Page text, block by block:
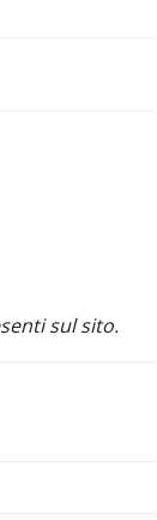
sul sito.